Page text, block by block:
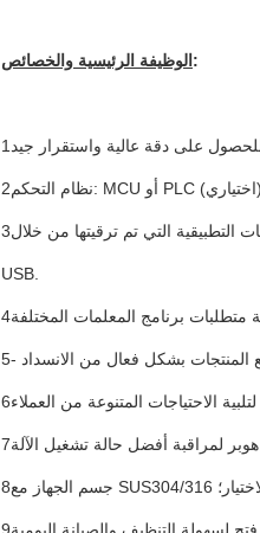
الوظيفة الرئيسية والخصائص :
2نظام التحكم: MCU أو PLC (اختياري).
3واجهة الشاشة اللمسية لديها مستويات مختلفة من الوصول المعتمد؛ ما يصل إلى 16 لغة مختلفة للاختيار؛ البرمجيات التطبيقية التي تم ترقيتها من خلال
USB.